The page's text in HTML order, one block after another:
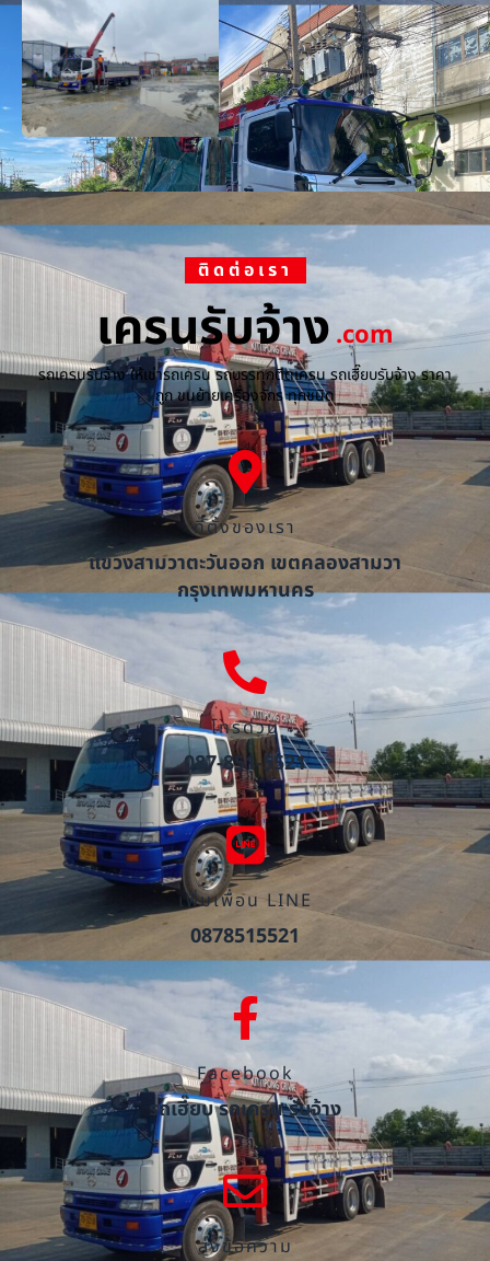
ติดต่อเรา
เครนรับจ้าง.com
รถเครนรับจ้าง ให้เช่ารถเครน รถบรรทุกติดเครน รถเฮี๊ยบรับจ้าง ราคา
ถูก ขนย้ายเครื่องจักร ทุกชนิด
ที่ตั้งของเรา
แขวงสามวาตะวันออก เขตคลองสามวา
กรุงเทพมหานคร
โทรด่วน
087-851-5521
เพิ่มเพื่อน LINE
0878515521
Facebook
รถเฮี๊ยบ รถเครน รับจ้าง
ส่งข้อความ